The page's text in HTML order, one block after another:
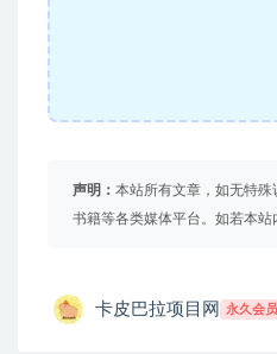
声明： 本站所有文章，如无特
书籍等各类媒体平台。如若本站
卡皮巴拉项目网 永久会员